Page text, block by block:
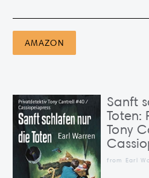
AMAZON
Sanft
Toten:
Tony
from Earl